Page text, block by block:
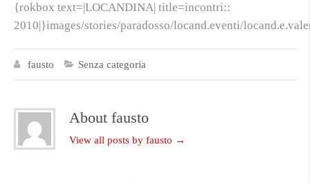
{rokbox text=|LOCANDINA| title=incontri::
2010|}images/stories/paradosso/locand.eventi/
fausto Senza categoria
About fausto
View all posts by fausto →